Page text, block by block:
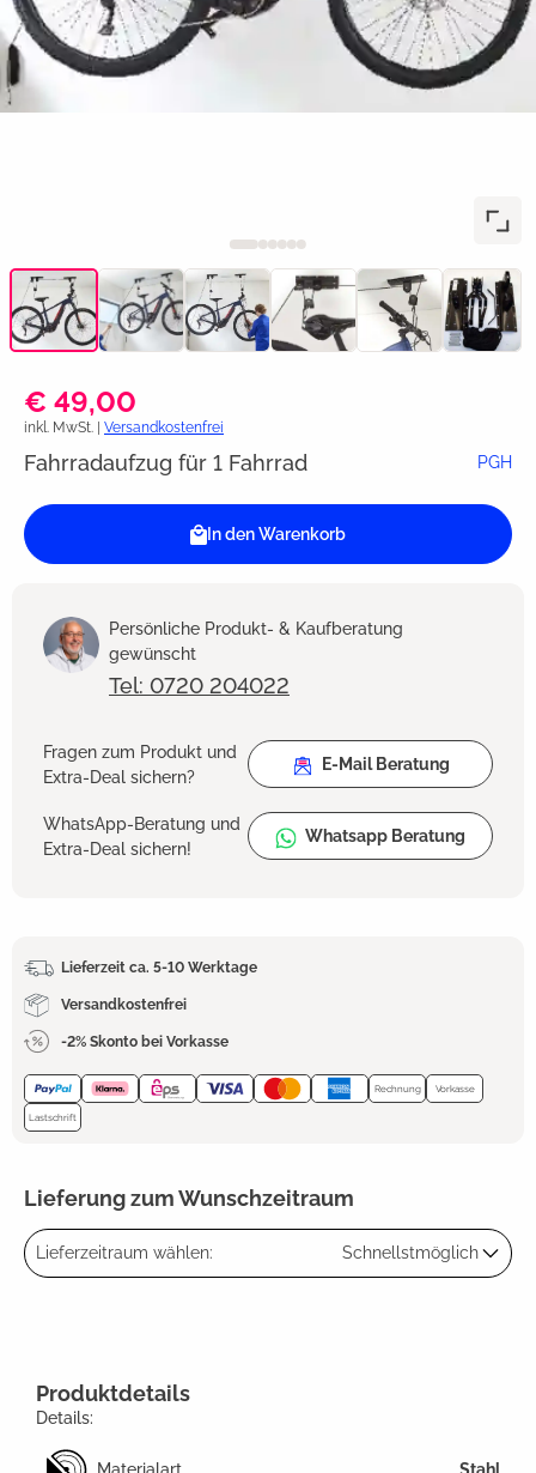
€ 49,00
inkl. MwSt. | Versandkostenfrei
Fahrradaufzug für 1 Fahrrad PGH
In den Warenkorb
Persönliche Produkt- & Kaufberatung
gewünscht
Tel: 0720 204022
Fragen zum Produkt und
Extra-Deal sichern?
E-Mail Beratung
WhatsApp-Beratung und
Extra-Deal sichern!
Whatsapp Beratung
Lieferzeit ca. 5-10 Werktage
Versandkostenfrei
-2% Skonto bei Vorkasse
Rechnung Vorkasse
Lastschrift
Lieferung zum Wunschzeitraum
Lieferzeitraum wählen: Schnellstmöglich
Produktdetails
Details:
Materialart Stahl